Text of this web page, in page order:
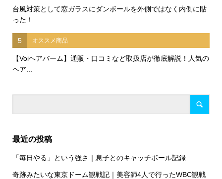
台風対策として窓ガラスにダンボールを外側ではなく内側に貼
った！
5 オススメ商品
【Voiヘアバーム】通販・口コミなど取扱店が徹底解説！人気の
ヘア...
最近の投稿
「毎日やる」という強さ｜息子とのキャッチボール記録
奇跡みたいな東京ドーム観戦記｜美容師4人で行ったWBC観戦